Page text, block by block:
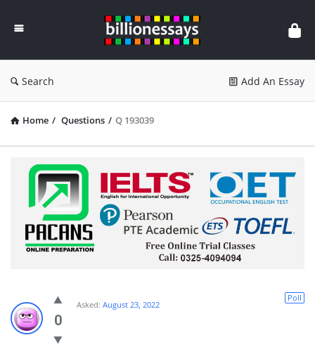
Essays
Search Add An Essay
Home / Questions / Q 193039
0
Poll
Asked: August 23, 2022